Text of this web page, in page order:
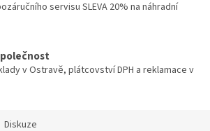
servisu SLEVA 20% na náhradní
v Ostravě, plátcovství DPH a reklamace v
Diskuze